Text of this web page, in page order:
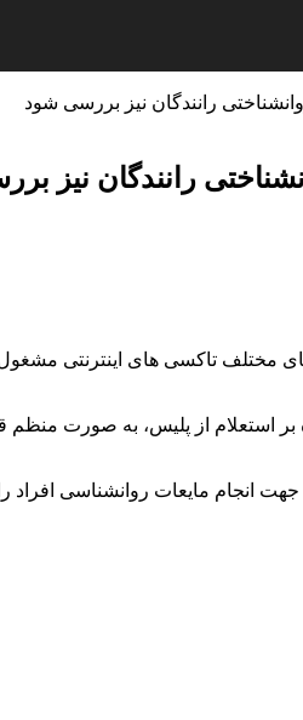
گفت: در حال حاضر بیش از ۱۵ میلیون راننده در
استعلام از پلیس، به صورت منظم
انجام مایعات روانشناسی افراد